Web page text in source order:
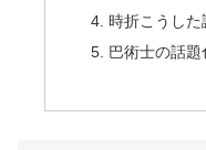
時折こうし
巴術士の話題